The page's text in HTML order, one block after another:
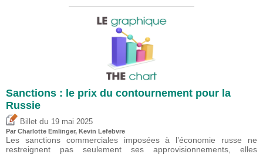
Sanctions : le prix du contournement pour la
Russie
Billet du 19 mai 2025
Par Charlotte Emlinger, Kevin Lefebvre
Les sanctions commerciales imposées à l’économie russe ne
restreignent pas seulement ses approvisionnements, elles